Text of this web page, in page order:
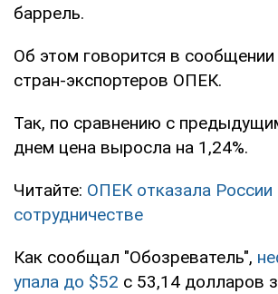
баррель.
Об этом говорится в сообщении
стран-экспортеров ОПЕК.
Так, по сравнению с
днем цена выросла на 1,24%.
Читайте: ОПЕК отказала России
сотрудничестве
Как сообщал "Обозреватель",
упала до $52 с 53,14 долларов